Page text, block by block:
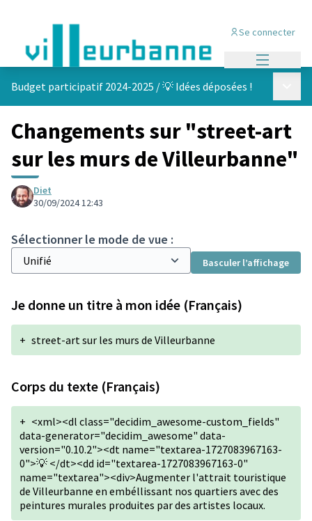
Se connecter
Budget participatif 2024-2025 /💡 Idées déposées !
Changements sur "street-art
sur les murs de Villeurbanne"
Diet
30/09/2024 12:43
Sélectionner le mode de vue :
Basculer l’affichage
Je donne un titre à mon idée (Français)
+ street-art sur les murs de Villeurbanne
Corps du texte (Français)
+ <xml><dl class="decidim_awesome-custom_fields"
data-generator="decidim_awesome" data-
version="0.10.2"><dt name="textarea-1727083967163-
0">💡 </dt><dd id="textarea-1727083967163-0"
name="textarea"><div>Augmenter l'attrait touristique
de Villeurbanne en embéllissant nos quartiers avec des
peintures murales produites par des artistes locaux.